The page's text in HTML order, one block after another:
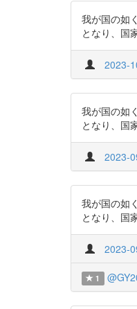
我が国の如
となり、国
2023-
我が国の如
となり、国
2023-
我が国の如
となり、国
2023-
1